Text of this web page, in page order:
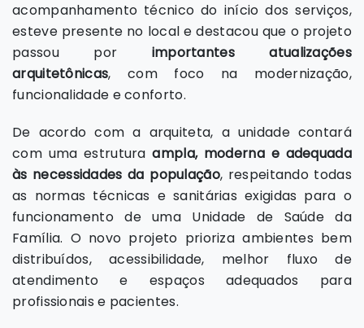
acompanhamento técnico do início dos serviços,
esteve presente no local e destacou que o projeto
passou por importantes atualizações
arquitetônicas, com foco na modernização,
funcionalidade e conforto.
De acordo com a arquiteta, a unidade contará
com uma estruturaampla, moderna e adequada
às necessidades da população, respeitando todas
as normas técnicas e sanitárias exigidas para o
funcionamento de uma Unidade de Saúde da
Família. O novo projeto prioriza ambientes bem
distribuídos, acessibilidade, melhor fluxo de
atendimento e espaços adequados para
profissionais e pacientes.